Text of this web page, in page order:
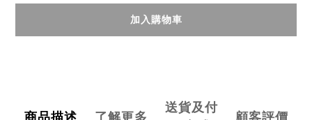
加入購物車
送貨及付